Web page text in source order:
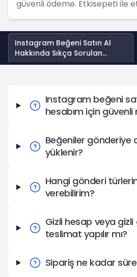
güvenli ödeme. Etkisepeti ile
Instagram Beğeni Satın Al
Hakkında Sıkça Sorulan
Sorular
Instagram beğeni
hesabım için güvenli
Beğeniler gönderiye
yüklenir?
Hangi gönderi
verebilirim?
Gizli hesap veya
teslimat yapılır mı?
Sipariş ne kadar